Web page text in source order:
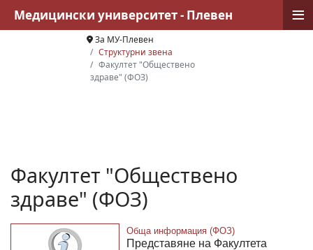
За МУ-Плевен
Структурни звена
Факултет "Обществено
здраве" (ФОЗ)
Факултет "Обществено
здраве" (ФОЗ)
Обща информация (ФОЗ)
Представяне на Факултета
Медицински университет - Плевен ≡